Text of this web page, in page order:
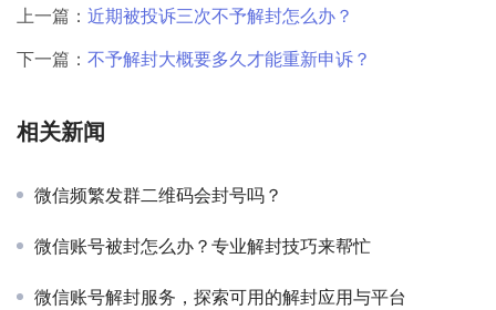
上一篇： 近期被投诉三次不予解封怎么办？
下一篇： 不予解封大概要多久才能重新申诉？
相关新闻
微信频繁发群二维码会封号吗？
微信账号被封怎么办？专业解封技巧来帮忙
微信账号解封服务，探索可用的解封应用与平台